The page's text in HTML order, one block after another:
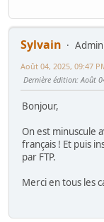
Sylvain
Août 04, 2025, 09:47
Dernière édition: Août
Bonjour,
On est minuscule
français ! Et puis
par FTP.
Merci en tous les